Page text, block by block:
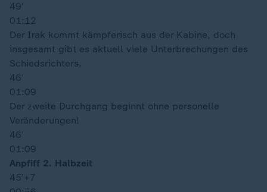
49′
01:12
Der Irak kommt kämpferisch aus der Kabine, doch
insgesamt gibt es aktuell viele Unterbrechungen des
Schiedsrichters.
46′
01:09
Der zweite Durchgang beginnt ohne personelle
Veränderungen!
46′
01:09
Anpfiff 2. Halbzeit
45′ +7